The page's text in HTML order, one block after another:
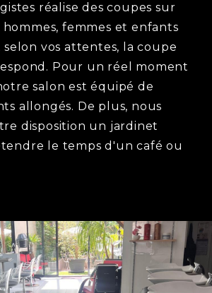
réalise des coupes sur
femmes et enfants
vos attentes, la coupe
Pour un réel moment
salon est équipé de
allongés. De plus, nous
disposition un jardinet
le temps d'un café ou